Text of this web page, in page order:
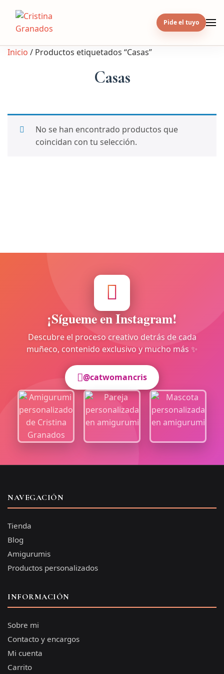
content
Pide el tuyo
Inicio / Productos etiquetados “Casas”
Casas
No se han encontrado productos que
coincidan con tu selección.
¡Sígueme en Instagram!
Descubre el proceso creativo detrás de cada
muñeco, contenido exclusivo y mucho más ✨
@catwomancris
NAVEGACIÓN
Tienda
Blog
Amigurumis
Productos personalizados
INFORMACIÓN
Sobre mi
Contacto y encargos
Mi cuenta
Carrito